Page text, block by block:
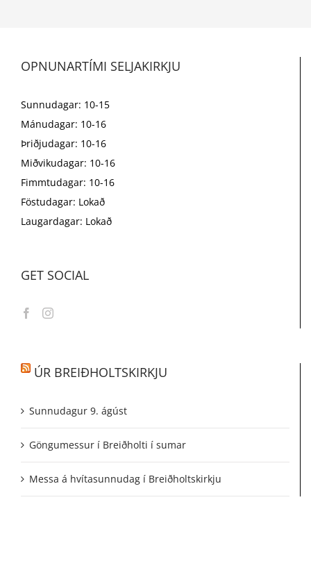
OPNUNARTÍMI SELJAKIRKJU
Sunnudagar: 10-15
Mánudagar: 10-16
Þriðjudagar: 10-16
Miðvikudagar: 10-16
Fimmtudagar: 10-16
Föstudagar: Lokað
Laugardagar: Lokað
GET SOCIAL
ÚR BREIÐHOLTSKIRKJU
Sunnudagur 9. ágúst
Göngumessur í Breiðholti í sumar
Messa á hvítasunnudag í Breiðholtskirkju